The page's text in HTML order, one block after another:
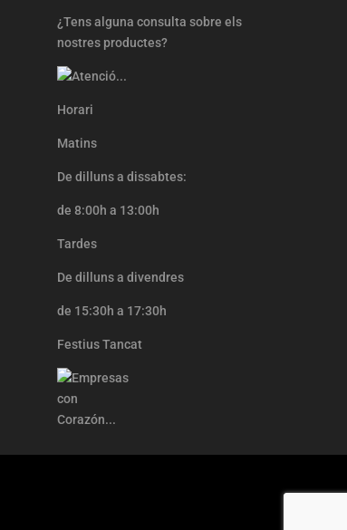
¿Tens alguna consulta sobre els
nostres productes?
Horari
Matins
De dilluns a dissabtes:
de 8:00h a 13:00h
Tardes
De dilluns a divendres
de 15:30h a 17:30h
Festius Tancat